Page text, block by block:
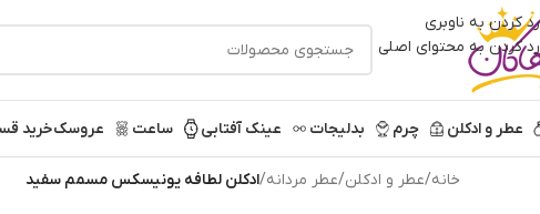
رد کردن به ناوبری
رد کردن به محتوای اصلی
عطر و ادکلن چرم بدلیجات عینک آفتابی ساعت عروسکخرید
خانه/عطر و ادکلن/عطر مردانه/ادکلن لطافه یونیسکس مسمم سفید